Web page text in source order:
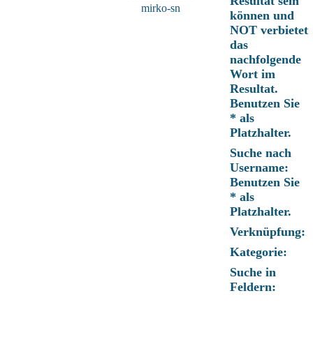
mirko-sn
können und
NOT verbietet
das
nachfolgende
Wort im
Resultat.
Benutzen Sie
* als
Platzhalter.
Suche nach
Username:
Benutzen Sie
* als
Platzhalter.
Verknüpfung:
Kategorie:
Suche in
Feldern: